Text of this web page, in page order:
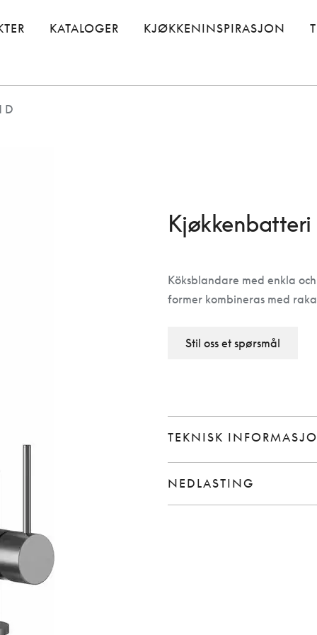
KATALOGER KJØKKENINSPIRASJON
D
Köksblandare med enkla
former kombineras med
Stil oss et spørsmål
TEKNISK
NEDLASTING